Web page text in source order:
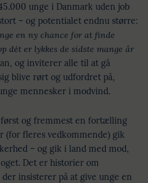
unge i Danmark uden job
– og potentialet endnu større:
en ny chance for at finde
dét er lykkes de sidste mange år
og inviterer alle til at gå
blive rørt og udfordret på,
mennesker i modvind.
først og fremmest en fortælling
(for fleres vedkommende) gik
– og gik i land med mod,
Det er historier om
insisterer på at give unge en